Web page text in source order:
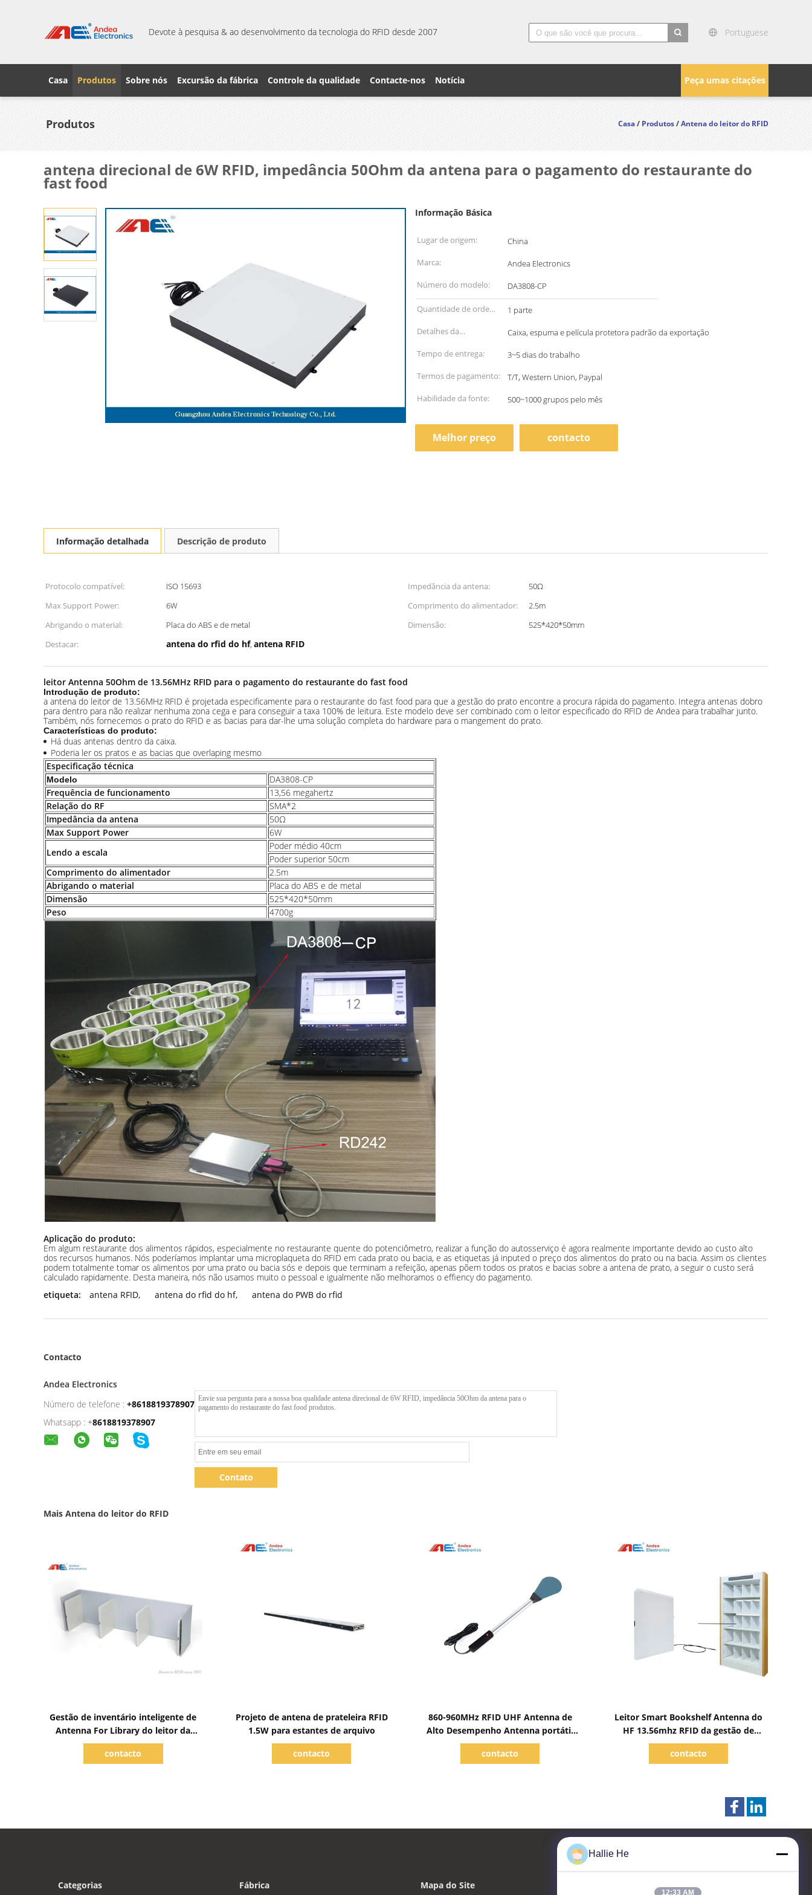
Devote à pesquisa & ao desenvolvimento da tecnologia do RFID desde 2007
Portuguese
Peça umas citações
Casa Produtos Sobre nós Excursão da fábrica Controle da qualidade Contacte-nos Notícia
Produtos Casa/Produtos/Antena do leitor do RFID
antena direcional de 6W RFID, impedância 50Ohm da antena para o pagamento do restaurante do
fast food
Informação Básica
Lugar de origem:
China
Marca:
Andea Electronics
Número do modelo:
DA3808-CP
Quantidade de ordem
mínima:
1 parte
Detalhes da
embalagem:
Caixa, espuma e película protetora padrão da exportação
Tempo de entrega:
3~5 dias do trabalho
Termos de pagamento:
T/T, Western Union, Paypal
Habilidade da fonte:
500~1000 grupos pelo mês
Melhor preço contacto
Informação detalhada Descrição de produto
Protocolo compatível: ISO 15693 Impedância da antena:
50Ω
Max Support Power:
6W Comprimento do alimentador:
2.5m
Abrigando o material:
Placa do ABS e de metal Dimensão:
525*420*50mm
Destacar:
antena do rfid do hf, antena RFID
leitor Antenna 50Ohm de 13.56MHz RFID para o pagamento do restaurante do fast food
Introdução de produto:
a antena do leitor de 13.56MHz RFID é projetada especificamente para o restaurante do fast food para que a gestão do prato encontre a procura rápida do pagamento. Integra antenas dobro
para dentro para não realizar nenhuma zona cega e para conseguir a taxa 100% de leitura. Este modelo deve ser combinado com o leitor especificado do RFID de Andea para trabalhar junto.
Também, nós fornecemos o prato do RFID e as bacias para dar-lhe uma solução completa do hardware para o mangement do prato.
Características do produto:
Há duas antenas dentro da caixa.
Poderia ler os pratos e as bacias que overlaping mesmo
Especificação técnica
Modelo
DA3808-CP
Frequência de funcionamento
13,56 megahertz
Relação do RF
SMA*2
Impedância da antena
50Ω
Max Support Power
6W
Lendo a escala
Poder médio 40cm
Poder superior 50cm
Comprimento do alimentador
2.5m
Abrigando o material
Placa do ABS e de metal
Dimensão
525*420*50mm
Peso
4700g
Aplicação do produto:
Em algum restaurante dos alimentos rápidos, especialmente no restaurante quente do potenciômetro, realizar a função do autosserviço é agora realmente importante devido ao custo alto
dos recursos humanos. Nós poderíamos implantar uma microplaqueta do RFID em cada prato ou bacia, e as etiquetas já inputed o preço dos alimentos do prato ou na bacia. Assim os clientes
podem totalmente tomar os alimentos por uma prato ou bacia sós e depois que terminam a refeição, apenas põem todos os pratos e bacias sobre a antena de prato, a seguir o custo será
calculado rapidamente. Desta maneira, nós não usamos muito o pessoal e igualmente não melhoramos o effiency do pagamento.
etiqueta:
antena RFID, antena do rfid do hf, antena do PWB do rfid
Contacto
Andea Electronics
Número de telefone : +8618819378907
Whatsapp : +8618819378907
Contato
Mais Antena do leitor do RFID
Gestão de inventário inteligente de
Antenna For Library do leitor da
estante RFID
contacto
Projeto de antena de prateleira RFID
1.5W para estantes de arquivo
contacto
860-960MHz RFID UHF Antenna de
Alto Desempenho Antenna portátil
portátil para gestão de livros e
arquivos
contacto
Leitor Smart Bookshelf Antenna do
HF 13.56mhz RFID da gestão de
inventário do arquivo do livro da
biblioteca
contacto
Categorias Fábrica Mapa do Site
Hallie He
12:33 AM